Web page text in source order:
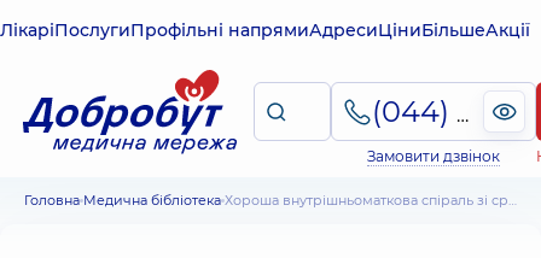
ЛікаріПослугиПрофільні напрямиАдресиЦіниБільшеАкції
(044) 495-2-888
Замовити дзвінок
Головна Медична бібліотека Хороша внутрішньоматкова спіраль зі сріблом – ефективність та безпека